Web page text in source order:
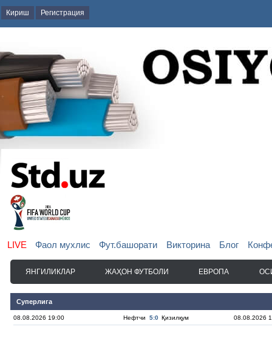
Кириш Регистрация
LIVE Фаол мухлис Фут.башорати Викторина Блог
ЯНГИЛИКЛАР ЖАҲОН ФУТБОЛИ ЕВРОПА
Суперлига
08.08.2026 19:00 Нефтчи 5:0 Қизилқум 08.08.2026